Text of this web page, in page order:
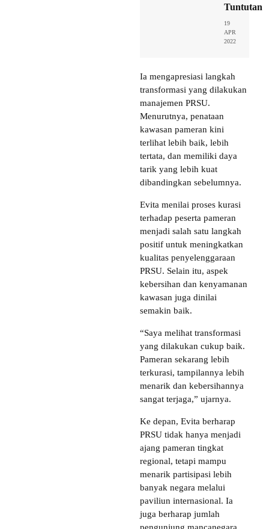
Tuntutan
19
APR
2022
Ia mengapresiasi langkah
transformasi yang dilakukan
manajemen PRSU.
Menurutnya, penataan
kawasan pameran kini
terlihat lebih baik, lebih
tertata, dan memiliki daya
tarik yang lebih kuat
dibandingkan sebelumnya.
Evita menilai proses kurasi
terhadap peserta pameran
menjadi salah satu langkah
positif untuk meningkatkan
kualitas penyelenggaraan
PRSU. Selain itu, aspek
kebersihan dan kenyamanan
kawasan juga dinilai
semakin baik.
“Saya melihat transformasi
yang dilakukan cukup baik.
Pameran sekarang lebih
terkurasi, tampilannya lebih
menarik dan kebersihannya
sangat terjaga,” ujarnya.
Ke depan, Evita berharap
PRSU tidak hanya menjadi
ajang pameran tingkat
regional, tetapi mampu
menarik partisipasi lebih
banyak negara melalui
paviliun internasional. Ia
juga berharap jumlah